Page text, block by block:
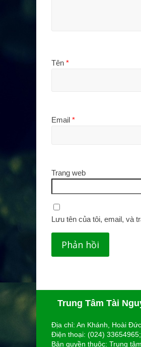
Tên *
Email *
Trang web
Lưu tên của tôi, email, và
Trung Tâm Tài
Địa chỉ: An Khánh, Hoài
Điện thoại: (024)
Bản quyền thuộc: Trung